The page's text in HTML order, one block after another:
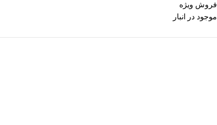
فروش ویژه
موجود در انبار